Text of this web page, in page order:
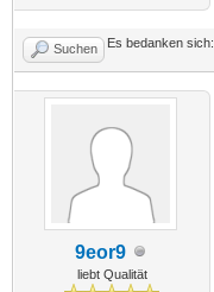
Suchen Es bedanken sich:
9eor9
liebt Qualität